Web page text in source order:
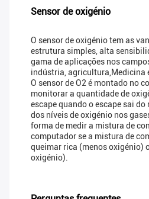
Sensor de oxigénio
O sensor de oxigénio tem as
estrutura simples, alta
gama de aplicações nos
indústria, agricultura,Medicina
O sensor de O2 é montado no
monitorar a quantidade de
escape quando o escape sai
dos níveis de oxigénio nos
forma de medir a mistura de
computador se a mistura de
queimar rica (menos oxigénio)
oxigénio).